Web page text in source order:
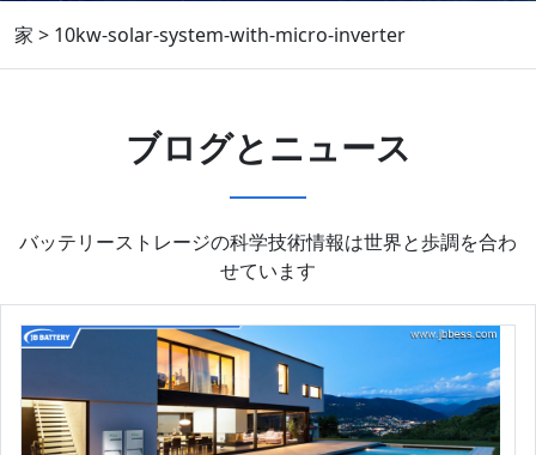
家 > 10kw-solar-system-with-micro-inverter
ブログとニュース
バッテリーストレージの科学技術情報は世界と歩調を合わ
せています